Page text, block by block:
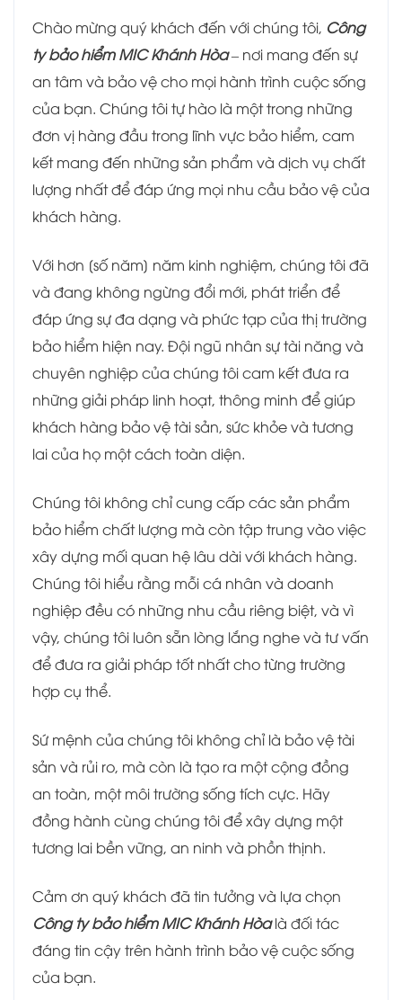
Chào mừng quý khách đến với chúng tôi, Công
ty bảo hiểm MIC Khánh Hòa– nơi mang đến sự
an tâm và bảo vệ cho mọi hành trình cuộc sống
của bạn. Chúng tôi tự hào là một trong những
đơn vị hàng đầu trong lĩnh vực bảo hiểm, cam
kết mang đến những sản phẩm và dịch vụ chất
lượng nhất để đáp ứng mọi nhu cầu bảo vệ của
khách hàng.
Với hơn [số năm] năm kinh nghiệm, chúng tôi đã
và đang không ngừng đổi mới, phát triển để
đáp ứng sự đa dạng và phức tạp của thị trường
bảo hiểm hiện nay. Đội ngũ nhân sự tài năng và
chuyên nghiệp của chúng tôi cam kết đưa ra
những giải pháp linh hoạt, thông minh để giúp
khách hàng bảo vệ tài sản, sức khỏe và tương
lai của họ một cách toàn diện.
Chúng tôi không chỉ cung cấp các sản phẩm
bảo hiểm chất lượng mà còn tập trung vào việc
xây dựng mối quan hệ lâu dài với khách hàng.
Chúng tôi hiểu rằng mỗi cá nhân và doanh
nghiệp đều có những nhu cầu riêng biệt, và vì
vậy, chúng tôi luôn sẵn lòng lắng nghe và tư vấn
để đưa ra giải pháp tốt nhất cho từng trường
hợp cụ thể.
Sứ mệnh của chúng tôi không chỉ là bảo vệ tài
sản và rủi ro, mà còn là tạo ra một cộng đồng
an toàn, một môi trường sống tích cực. Hãy
đồng hành cùng chúng tôi để xây dựng một
tương lai bền vững, an ninh và phồn thịnh.
Cảm ơn quý khách đã tin tưởng và lựa chọn
Công ty bảo hiểm MIC Khánh Hòalà đối tác
đáng tin cậy trên hành trình bảo vệ cuộc sống
của bạn.